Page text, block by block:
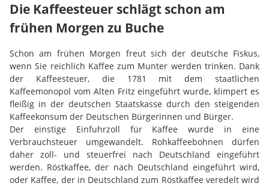
Die Kaffeesteuer schlägt schon am
frühen Morgen zu Buche
Schon am frühen Morgen freut sich der deutsche Fiskus,
wenn Sie reichlich Kaffee zum Munter werden trinken. Dank
der Kaffeesteuer, die 1781 mit dem staatlichen
Kaffeemonopol vom Alten Fritz eingeführt wurde, klimpert es
fleißig in der deutschen Staatskasse durch den steigenden
Kaffeekonsum der Deutschen Bürgerinnen und Bürger.
Der einstige Einfuhrzoll für Kaffee wurde in eine
Verbrauchsteuer umgewandelt. Rohkaffeebohnen dürfen
daher zoll- und steuerfrei nach Deutschland eingeführt
werden. Röstkaffee, der nach Deutschland eingeführt wird,
oder Kaffee, der in Deutschland zum Röstkaffee veredelt wird